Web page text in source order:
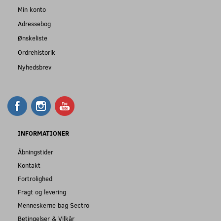
Min konto
Adressebog
Ønskeliste
Ordrehistorik
Nyhedsbrev
INFORMATIONER
Åbningstider
Kontakt
Fortrolighed
Fragt og levering
Menneskerne bag Sectro
Betingelser & Vilkår